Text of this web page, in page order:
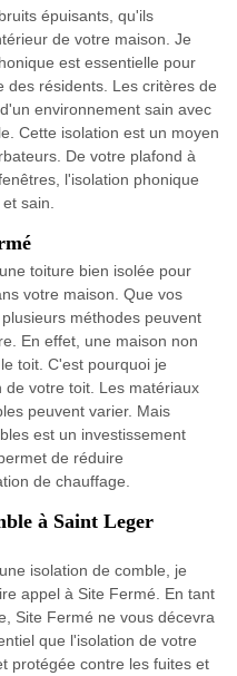
épuisants, qu'ils
de votre maison. Je
est essentielle pour
des résidents. Les critères de
environnement sain avec
Cette isolation est un moyen
De votre plafond à
l'isolation phonique
sain.
toiture bien isolée pour
votre maison. Que vos
méthodes peuvent
En effet, une maison non
toit. C'est pourquoi je
votre toit. Les matériaux
peuvent varier. Mais
est un investissement
de réduire
de chauffage.
à Saint Leger
isolation de comble, je
appel à Site Fermé. En tant
Site Fermé ne vous décevra
que l'isolation de votre
protégée contre les fuites et